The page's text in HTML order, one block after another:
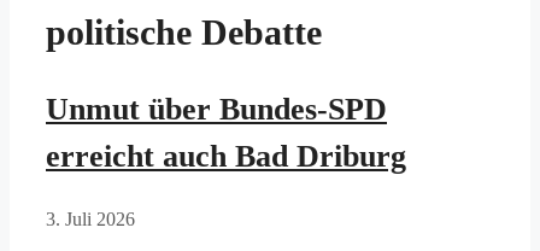
politische Debatte
Unmut über Bundes-SPD
erreicht auch Bad Driburg
3. Juli 2026